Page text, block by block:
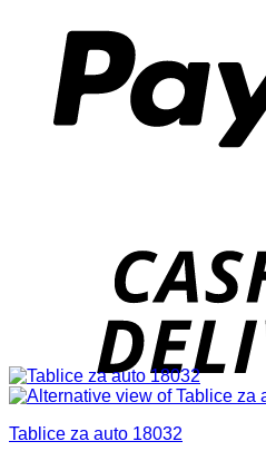
Tablice za auto 18032